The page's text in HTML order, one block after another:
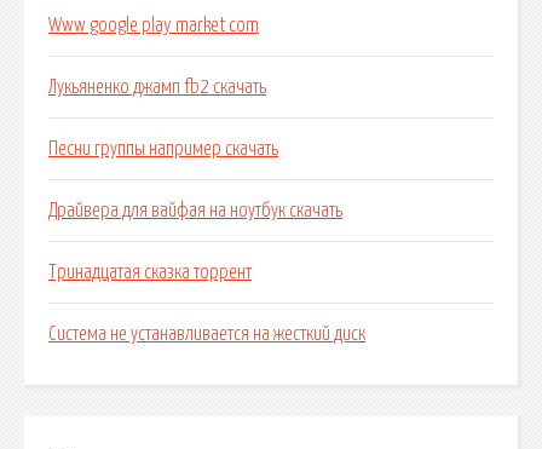
Www google play market com
Лукьяненко джамп fb2 скачать
Песни группы например скачать
Драйвера для вайфая на ноутбук скачать
Тринадцатая сказка торрент
Система не устанавливается на жесткий диск